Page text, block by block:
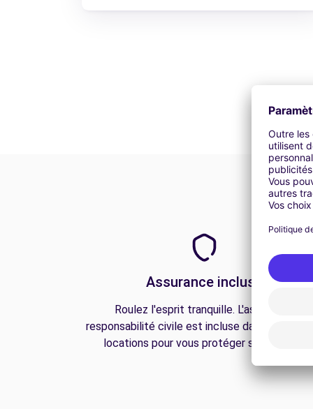
Assurance incluse
Roulez l'esprit tranquille. L'assurance
responsabilité civile est incluse dans toutes
locations pour vous protéger sur la route.